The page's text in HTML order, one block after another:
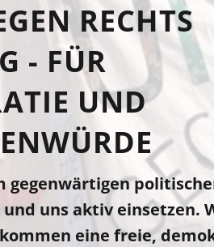
RECHTS
- FÜR
UND
gegenwärtigen
uns aktiv einsetzen.
eine freie,